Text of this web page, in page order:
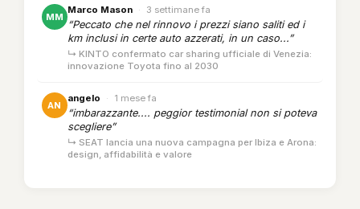
MM
Marco Mason · 3 settimane fa
“Peccato che nel rinnovo i prezzi siano saliti ed i
km inclusi in certe auto azzerati, in un caso...”
↳ KINTO confermato car sharing ufficiale di Venezia:
innovazione Toyota fino al 2030
AN
angelo · 1 mese fa
“imbarazzante.... peggior testimonial non si poteva
scegliere”
↳ SEAT lancia una nuova campagna per Ibiza e Arona:
design, affidabilità e valore